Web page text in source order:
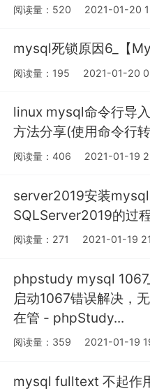
阅读量：520 2021-01-20
mysql死锁原因6_【
阅读量：195 2021-01-20
linux mysql命令行导
方法分享(使用命令行
阅读量：406 2021-01-19
server2019安装
SQLServer2019的过
阅读量：271 2021-01-19
phpstudy mysql
启动1067错误解决，
在管 - phpStudy...
阅读量：359 2021-01-19
mysql fulltext 不起作